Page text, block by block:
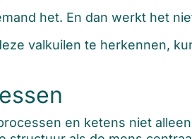
het. En dan werkt het
valkuilen te herkennen,
en ketens niet